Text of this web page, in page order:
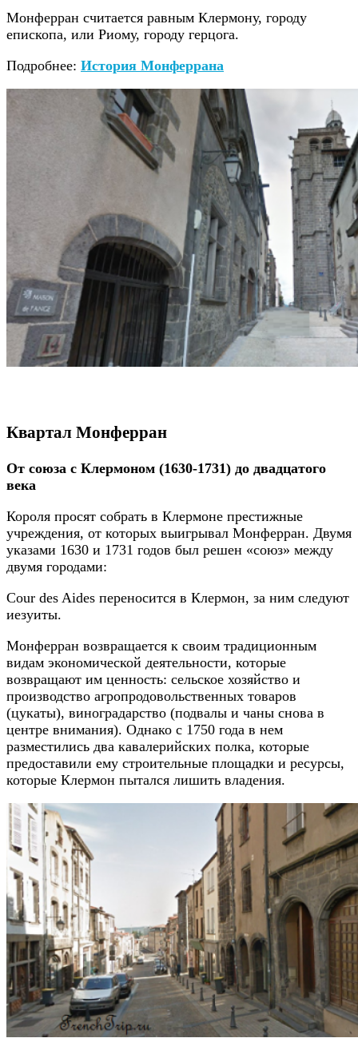
Монферран считается равным Клермону, городу
епископа, или Риому, городу герцога.
Подробнее: История Монферрана
Квартал Монферран
От союза с Клермоном (1630-1731) до двадцатого
века
Короля просят собрать в Клермоне престижные
учреждения, от которых выигрывал Монферран. Двумя
указами 1630 и 1731 годов был решен «союз» между
двумя городами:
Cour des Aides переносится в Клермон, за ним следуют
иезуиты.
Монферран возвращается к своим традиционным
видам экономической деятельности, которые
возвращают им ценность: сельское хозяйство и
производство агропродовольственных товаров
(цукаты), виноградарство (подвалы и чаны снова в
центре внимания). Однако с 1750 года в нем
разместились два кавалерийских полка, которые
предоставили ему строительные площадки и ресурсы,
которые Клермон пытался лишить владения.